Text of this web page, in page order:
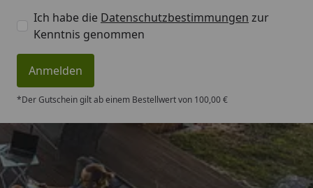
Ich habe die Datenschutzbestimmungen zur
Kenntnis genommen
Anmelden
*Der Gutschein gilt ab einem Bestellwert von 100,00 €
Trusted Shops